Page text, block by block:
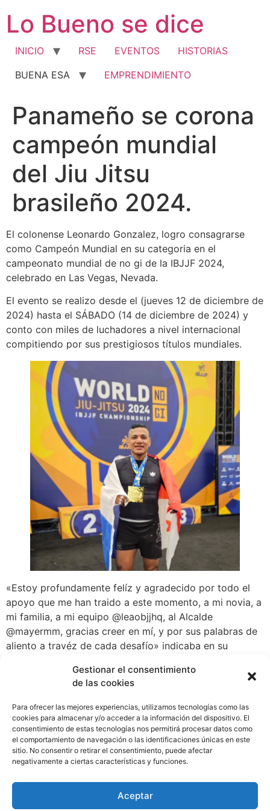
Gestionar el consentimiento
de las cookies
Para ofrecer las mejores experiencias, utilizamos tecnologías como las
cookies para almacenar y/o acceder a la información del dispositivo. El
consentimiento de estas tecnologías nos permitirá procesar datos como
el comportamiento de navegación o las identificaciones únicas en este
sitio. No consentir o retirar el consentimiento, puede afectar
negativamente a ciertas características y funciones.
Aceptar
contenido
Lo Bueno se dice
INICIO RSE EVENTOS
HISTORIAS
BUENA ESA
EMPRENDIMIENTO
Panameño se corona
campeón mundial
del Jiu Jitsu
brasileño 2024.
El colonense Leonardo Gonzalez, logro consagrarse
como Campeón Mundial en su categoria en el
campeonato mundial de no gi de la IBJJF 2024,
celebrado en Las Vegas, Nevada.
El evento se realizo desde el (jueves 12 de diciembre de
2024) hasta el SÁBADO (14 de diciembre de 2024) y
conto con miles de luchadores a nivel internacional
compitiendo por sus prestigiosos títulos mundiales.
«Estoy profundamente felíz y agradecido por todo el
apoyo que me han traido a este momento, a mi novia, a
mi familia, a mi equipo @leaobjjhq, al Alcalde
@mayermm, gracias creer en mí, y por sus palabras de
aliento a travéz de cada desafío» indicaba en su
«Esta victoria es el resultado de años de duro trabajo,
es construido a travéz de tiempos difíciles, cuando
cada parte de tí quiere renunciar tu te mantienes fuerte
por tu disciplina y la fé en Dios», continuo señalando.
WhatsApp
Compartir
artesmarciales,Deporte